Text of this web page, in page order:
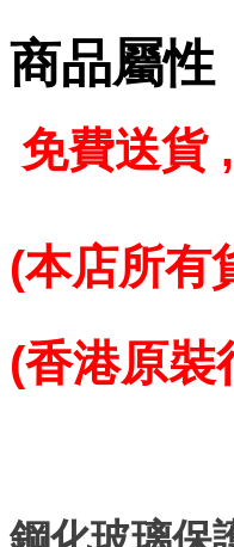
商品屬性
免費送貨
(本店所有
(香港原